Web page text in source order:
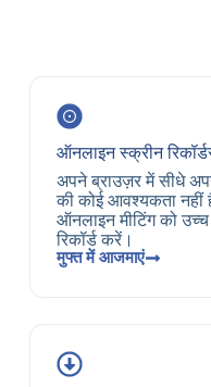
ऑनलाइन स्क्रीन
अपने ब्राउज़र में सीधे
की कोई आवश्यकता नहीं
ऑनलाइन मीटिंग को
रिकॉर्ड करें।
मुफ्त में आजमाएं